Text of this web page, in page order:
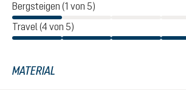
Bergsteigen (1 von 5)
Travel (4 von 5)
MATERIAL